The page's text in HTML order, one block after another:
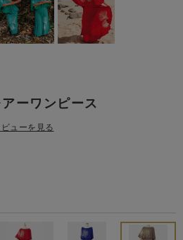
ーワンピース
ビューを見る